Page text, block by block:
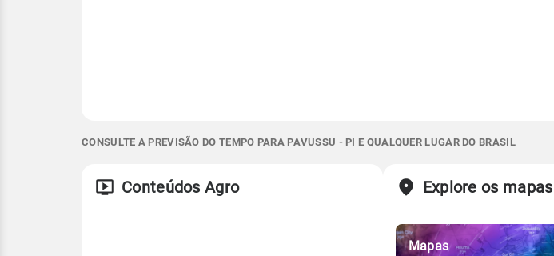
CONSULTE A PREVISÃO DO TEMPO PARA PAVUSSU - PI E QUALQUER LUGAR DO BRASIL
Conteúdos Agro Explore os mapas
Mapas